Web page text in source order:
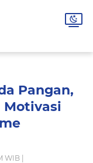
Pangan,
Motivasi
WIB |